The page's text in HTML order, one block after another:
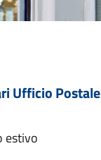
Ufficio Postale
estivo